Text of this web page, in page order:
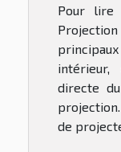
Pour
directe
de